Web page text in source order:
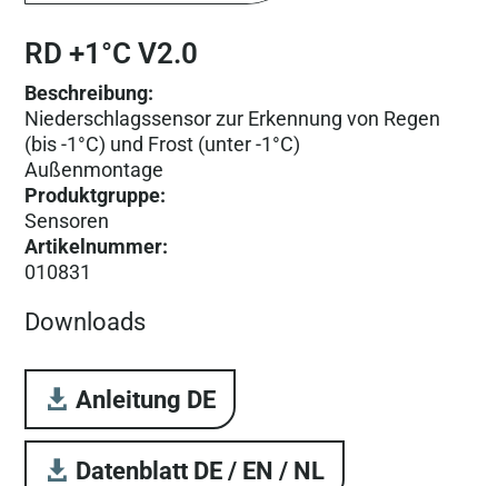
RD +1°C V2.0
Beschreibung:
Niederschlagssensor zur Erkennung von Regen
(bis -1°C) und Frost (unter -1°C)
Außenmontage
Produktgruppe:
Sensoren
Artikelnummer:
010831
Downloads
Anleitung DE
Datenblatt DE / EN / NL